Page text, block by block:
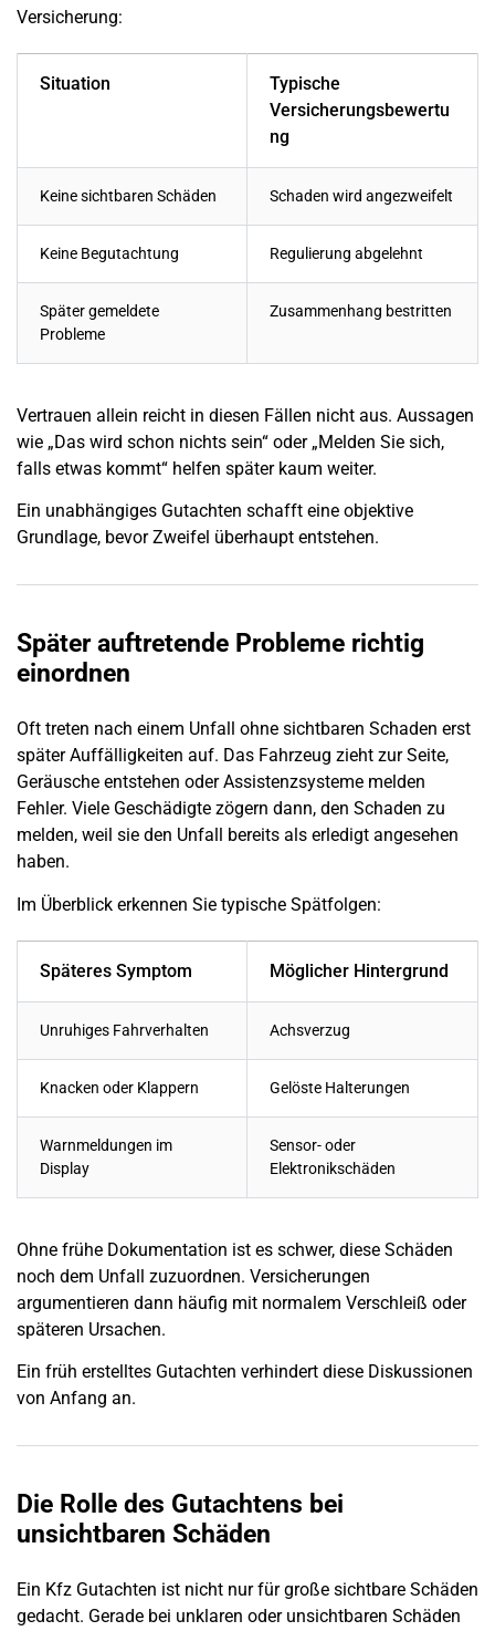
Versicherung:
Situation
Typische
Versicherungsbewertu
ng
Keine sichtbaren Schäden Schaden wird angezweifelt
Keine Begutachtung Regulierung abgelehnt
Später gemeldete
Probleme
Zusammenhang bestritten
Vertrauen allein reicht in diesen Fällen nicht aus. Aussagen
wie „Das wird schon nichts sein“ oder „Melden Sie sich,
falls etwas kommt“ helfen später kaum weiter.
Ein unabhängiges Gutachten schafft eine objektive
Grundlage, bevor Zweifel überhaupt entstehen.
Später auftretende Probleme richtig
einordnen
Oft treten nach einem Unfall ohne sichtbaren Schaden erst
später Auffälligkeiten auf. Das Fahrzeug zieht zur Seite,
Geräusche entstehen oder Assistenzsysteme melden
Fehler. Viele Geschädigte zögern dann, den Schaden zu
melden, weil sie den Unfall bereits als erledigt angesehen
haben.
Im Überblick erkennen Sie typische Spätfolgen:
Späteres Symptom Möglicher Hintergrund
Unruhiges Fahrverhalten Achsverzug
Knacken oder Klappern Gelöste Halterungen
Warnmeldungen im
Display
Sensor- oder
Elektronikschäden
Ohne frühe Dokumentation ist es schwer, diese Schäden
noch dem Unfall zuzuordnen. Versicherungen
argumentieren dann häufig mit normalem Verschleiß oder
späteren Ursachen.
Ein früh erstelltes Gutachten verhindert diese Diskussionen
von Anfang an.
Die Rolle des Gutachtens bei
unsichtbaren Schäden
Ein Kfz Gutachten ist nicht nur für große sichtbare Schäden
gedacht. Gerade bei unklaren oder unsichtbaren Schäden